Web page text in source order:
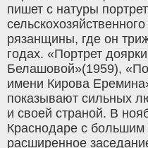
пишет с натуры
рязанщины, где он
годах. «Портрет
Белашовой»(1959),
имени Кирова
показывают сильных
и своей страной. В
Краснодаре с
расширенное